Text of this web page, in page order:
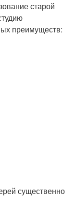
старой
преимуществ:
существенно